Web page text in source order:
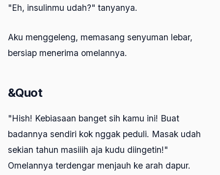
"Eh, insulinmu udah?" tanyanya.
Aku menggeleng, memasang senyuman lebar,
bersiap menerima omelannya.
&Quot
"Hish! Kebiasaan banget sih kamu ini! Buat
badannya sendiri kok nggak peduli. Masak udah
sekian tahun masiiih aja kudu diingetin!"
Omelannya terdengar menjauh ke arah dapur.